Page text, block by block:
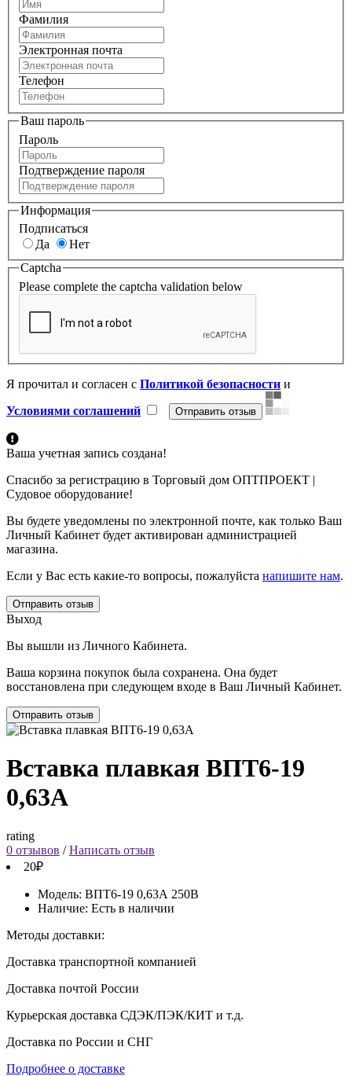
Фамилия
Электронная почта
Телефон
Ваш пароль
Пароль
Подтверждение пароля
Информация
Подписаться
Да
Нет
Captcha
Please complete the captcha validation below
Я прочитал и согласен с Политикой безопасности и
Условиями соглашений
Ваша учетная запись создана!
Спасибо за регистрацию в Торговый дом ОПТПРОЕКТ |
Судовое оборудование!
Вы будете уведомлены по электронной почте, как только Ваш
Личный Кабинет будет активирован администрацией
магазина.
Если у Вас есть какие-то вопросы, пожалуйста напишите нам.
Отправить отзыв
Выход
Вы вышли из Личного Кабинета.
Ваша корзина покупок была сохранена. Она будет
восстановлена при следующем входе в Ваш Личный Кабинет.
Отправить отзыв
Вставка плавкая ВПТ6-19
0,63А
rating
0 отзывов /Написать отзыв
20₽
Модель: ВПТ6-19 0,63А 250В
Наличие: Есть в наличии
Методы доставки:
Доставка транспортной компанией
Доставка почтой России
Курьерская доставка СДЭК/ПЭК/КИТ и т.д.
Доставка по России и СНГ
Подробнее о доставке